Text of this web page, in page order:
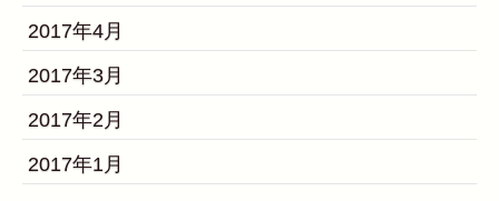
2017年4月
2017年3月
2017年2月
2017年1月